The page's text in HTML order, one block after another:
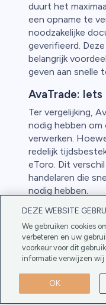
duurt het
een opname te
noodzakelijke
geverifieerd.
belangrijk
geven aan snelle
AvaTrade:
Ter vergelijking,
nodig hebben om
verwerken.
redelijk
eToro. Dit
handelaren die
nodig hebben.
Het is belangrijk
die de broker
Dit is niet
voordat het geld
DEZE WEBSITE
We gebruiken cookies
verbeteren en uw
voorkeur voor dit
informatie verwijzen wij
OK